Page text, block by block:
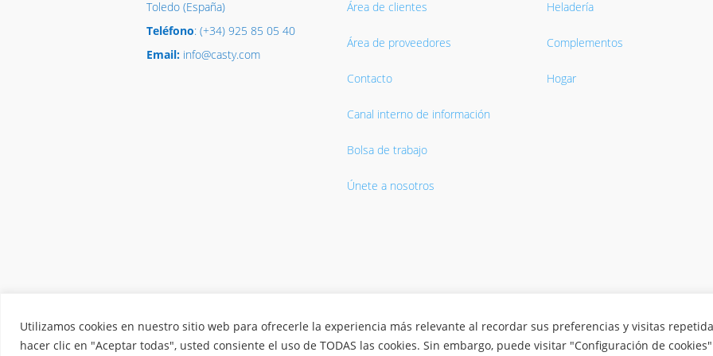
Utilizamos cookies en nuestro sitio web para ofrecerle la experiencia más relevante al recordar sus preferencias y visitas
hacer clic en "Aceptar todas", usted consiente el uso de TODAS las cookies. Sin embargo, puede visitar "Configuración de
Toledo (España)
Teléfono: (+34) 925 85 05 40
Email: info@casty.com
Área de clientes
Área de proveedores
Contacto
Canal interno de información
Bolsa de trabajo
Únete a nosotros
Heladería
Complementos
Hogar
© 2026 Casty. S.A.Aviso legal·Política de privacidad· Política de Cookies·Protección de datos ·Canal